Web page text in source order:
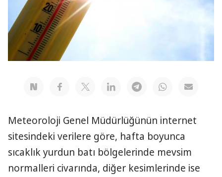
Meteoroloji Genel Müdürlüğünün internet
sitesindeki verilere göre, hafta boyunca
sıcaklık yurdun batı bölgelerinde mevsim
normalleri civarında, diğer kesimlerinde ise